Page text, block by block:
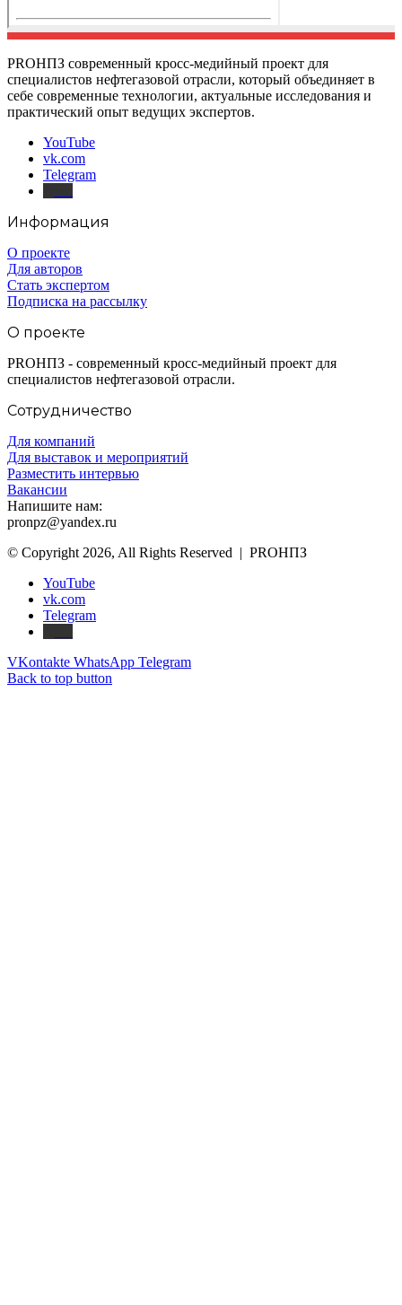
PROНПЗ современный кросс-медийный проект для
специалистов нефтегазовой отрасли, который объединяет в
себе современные технологии, актуальные исследования и
практический опыт ведущих экспертов.
YouTube
vk.com
Telegram
Информация
О проекте
Для авторов
Стать экспертом
Подписка на рассылку
О проекте
PROНПЗ - современный кросс-медийный проект для
специалистов нефтегазовой отрасли.
Сотрудничество
Для компаний
Для выставок и мероприятий
Разместить интервью
Вакансии
Напишите нам:
pronpz@yandex.ru
© Copyright 2026, All Rights Reserved | PROНПЗ
YouTube
vk.com
Telegram
VKontakte WhatsApp Telegram
Back to top button